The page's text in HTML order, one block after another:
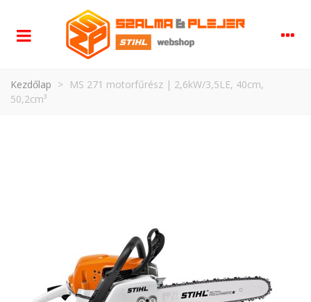
Kezdőlap >
MS 271 motorfűrész | 2,6kW/3,5LE, 40cm,
50,2cm³